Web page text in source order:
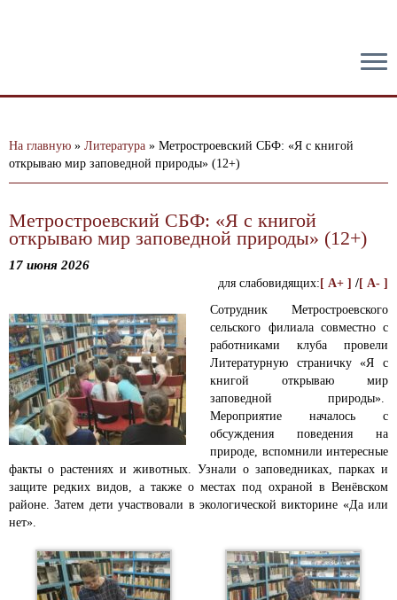
На главную » Литература » Метростроевский СБФ: «Я с книгой
открываю мир заповедной природы» (12+)
Метростроевский СБФ: «Я с книгой
открываю мир заповедной природы» (12+)
17 июня 2026
для слабовидящих: [ A+ ] /[ A- ]
Сотрудник Метростроевского
сельского филиала совместно с
работниками клуба провели
Литературную страничку «Я с
книгой открываю мир
заповедной природы».
Мероприятие началось с
обсуждения поведения на
природе, вспомнили интересные
факты о растениях и животных. Узнали о заповедниках, парках и
защите редких видов, а также о местах под охраной в Венёвском
районе. Затем дети участвовали в экологической викторине «Да или
нет».